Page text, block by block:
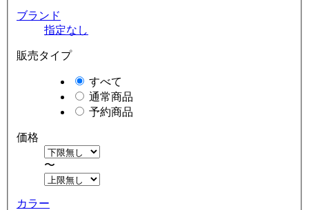
ブランド
指定なし
販売タイプ
すべて
通常商品
予約商品
価格
〜
カラー